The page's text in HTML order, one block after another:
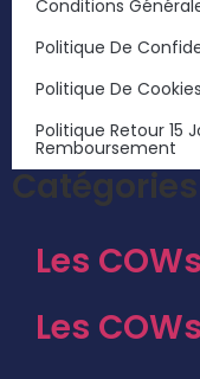
Conditions
Politique De
Politique De
Politique Retour 15
Remboursement
Catégories
Les
Les